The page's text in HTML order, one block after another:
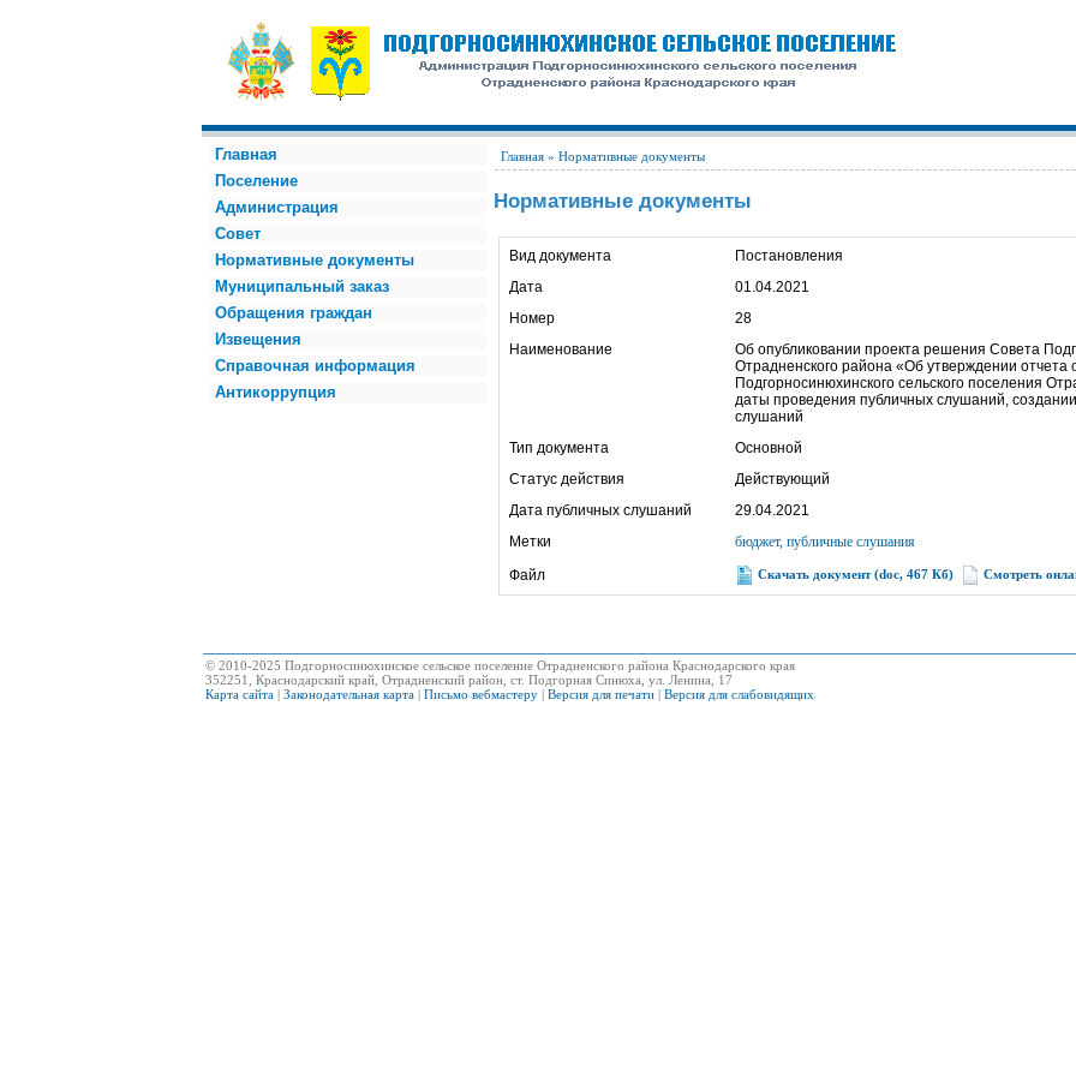
Главная
Поселение
Администрация
Совет
Нормативные документы
Муниципальный заказ
Обращения граждан
Извещения
Справочная информация
Антикоррупция
Главная » Нормативные документы
Нормативные документы
Вид документа
Постановления
Дата
01.04.2021
Номер
28
Наименование
Об опубликовании проекта решения Совета
Отрадненского района «Об утверждении
Подгорносинюхинского сельского поселения
даты проведения публичных слушаний,
слушаний
Тип документа
Основной
Статус действия
Действующий
Дата публичных слушаний
29.04.2021
Метки
бюджет, публичные слушания
Файл
Скачать документ (doc, 467 Кб) Смотреть
© 2010-2025 Подгорносинюхинское сельское поселение Отрадненского района Краснодарского края
352251, Краснодарский край, Отрадненский район, ст. Подгорная Синюха, ул. Ленина, 17
Карта сайта | Законодательная карта | Письмо вебмастеру | Версия для печати | Версия для слабовидящих